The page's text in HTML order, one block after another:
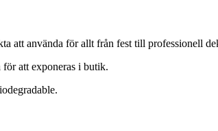
att använda för allt från fest till professionell
att exponeras i butik.